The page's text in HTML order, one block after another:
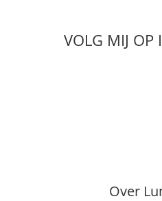
VOLG MIJ OP
Over